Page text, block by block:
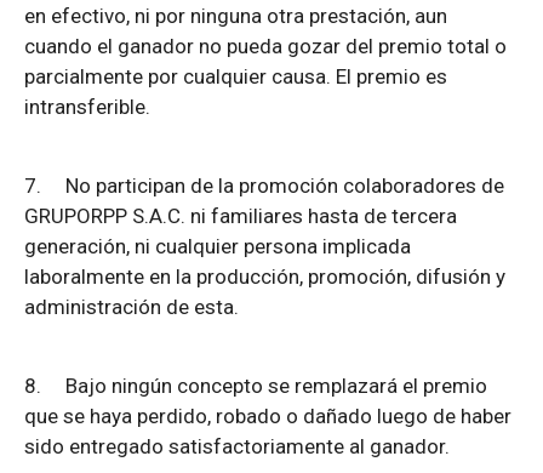
en efectivo, ni por ninguna otra prestación, aun
cuando el ganador no pueda gozar del premio total o
parcialmente por cualquier causa. El premio es
intransferible.
7. No participan de la promoción colaboradores de
GRUPORPP S.A.C. ni familiares hasta de tercera
generación, ni cualquier persona implicada
laboralmente en la producción, promoción, difusión y
administración de esta.
8. Bajo ningún concepto se remplazará el premio
que se haya perdido, robado o dañado luego de haber
sido entregado satisfactoriamente al ganador.